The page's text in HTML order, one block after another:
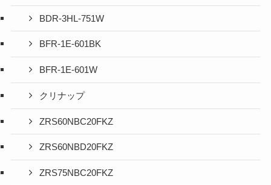
BDR-3HL-751W
BFR-1E-601BK
BFR-1E-601W
クリナップ
ZRS60NBC20FKZ
ZRS60NBD20FKZ
ZRS75NBC20FKZ